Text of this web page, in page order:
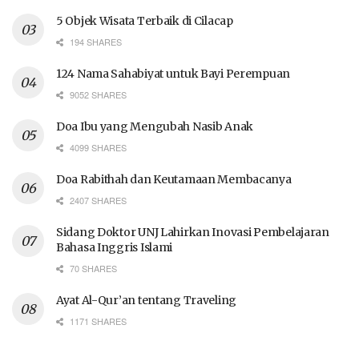
5 Objek Wisata Terbaik di Cilacap
194 SHARES
124 Nama Sahabiyat untuk Bayi Perempuan
9052 SHARES
Doa Ibu yang Mengubah Nasib Anak
4099 SHARES
Doa Rabithah dan Keutamaan Membacanya
2407 SHARES
Sidang Doktor UNJ Lahirkan Inovasi Pembelajaran
Bahasa Inggris Islami
70 SHARES
Ayat Al-Qur’an tentang Traveling
1171 SHARES